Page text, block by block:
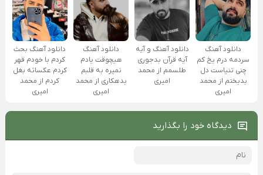
دانلود آهنگ
سردمه درم یخ کم
چنی تنیاست دل
بدبختم از محمد
امیری
دانلود آهنگ و آیه
آیه قرآن بدجوری
طلسمم از محمد
امیری
دانلود آهنگ
هیچوقت یادم
نمیره به قلبم
بدهکاری از محمد
امیری
دانلود آهنگ بحث
کردم با خودم قهر
کردم عکساته بغل
کردم از محمد
امیری
دیدگاه خود را بگذارید